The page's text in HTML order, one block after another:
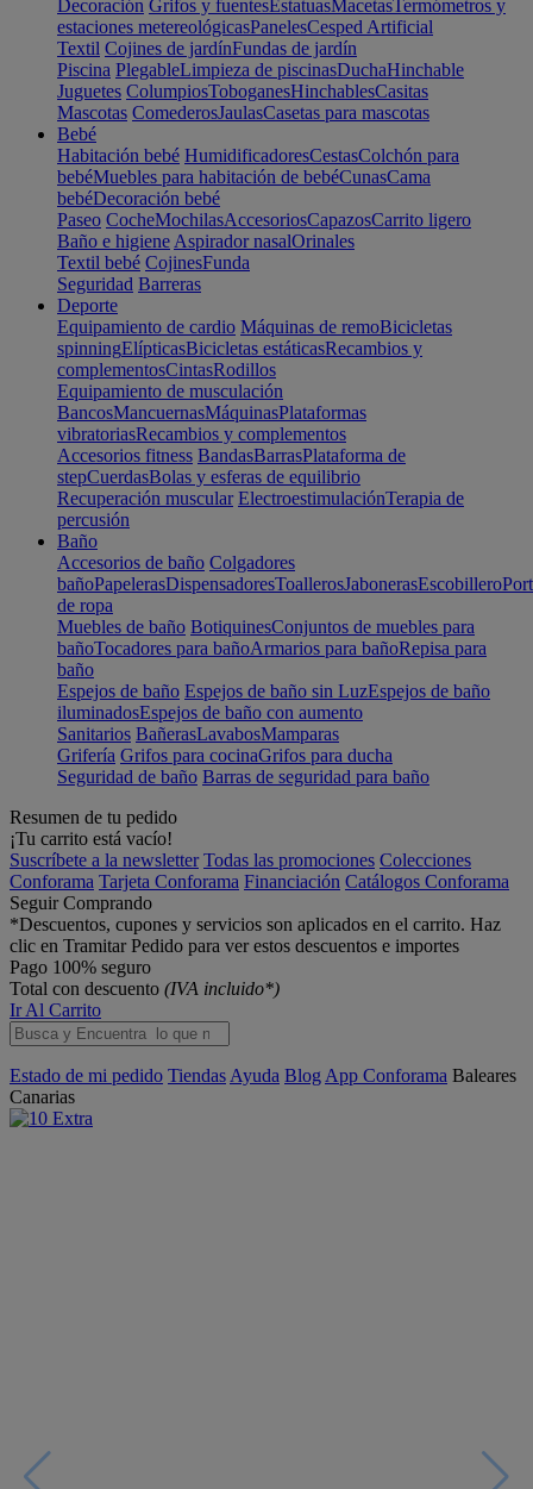
Decoración Grifos y fuentesEstatuasMacetasTermómetros y
estaciones metereológicasPanelesCesped Artificial
Textil Cojines de jardínFundas de jardín
Piscina PlegableLimpieza de piscinasDuchaHinchable
Juguetes ColumpiosToboganesHinchablesCasitas
Mascotas ComederosJaulasCasetas para mascotas
Bebé
Habitación bebé HumidificadoresCestasColchón para
bebéMuebles para habitación de bebéCunasCama
bebéDecoración bebé
Paseo CocheMochilasAccesoriosCapazosCarrito ligero
Baño e higiene Aspirador nasalOrinales
Textil bebé CojinesFunda
Seguridad Barreras
Deporte
Equipamiento de cardio Máquinas de remoBicicletas
spinningElípticasBicicletas estáticasRecambios y
complementosCintasRodillos
Equipamiento de musculación
BancosMancuernasMáquinasPlataformas
vibratoriasRecambios y complementos
Accesorios fitness BandasBarrasPlataforma de
stepCuerdasBolas y esferas de equilibrio
Recuperación muscular ElectroestimulaciónTerapia de
percusión
Baño
Accesorios de baño Colgadores
bañoPapelerasDispensadoresToallerosJabonerasEscobillero
de ropa
Muebles de baño BotiquinesConjuntos de muebles para
bañoTocadores para bañoArmarios para bañoRepisa para
baño
Espejos de baño Espejos de baño sin LuzEspejos de baño
iluminadosEspejos de baño con aumento
Sanitarios BañerasLavabosMamparas
Grifería Grifos para cocinaGrifos para ducha
Seguridad de baño Barras de seguridad para baño
Resumen de tu pedido
¡Tu carrito está vacío!
Suscríbete a la newsletter Todas las promociones Colecciones
Conforama Tarjeta Conforama Financiación Catálogos Conforama
Seguir Comprando
*Descuentos, cupones y servicios son aplicados en el carrito. Haz
clic en Tramitar Pedido para ver estos descuentos e importes
Pago 100% seguro
Total con descuento (IVA incluido*)
Ir Al Carrito
Estado de mi pedido Tiendas Ayuda Blog App Conforama Baleares
Canarias